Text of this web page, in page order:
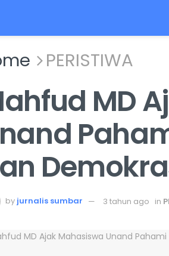
PERISTIWA
MD
by jurnalis sumbar 3 tahun ago in